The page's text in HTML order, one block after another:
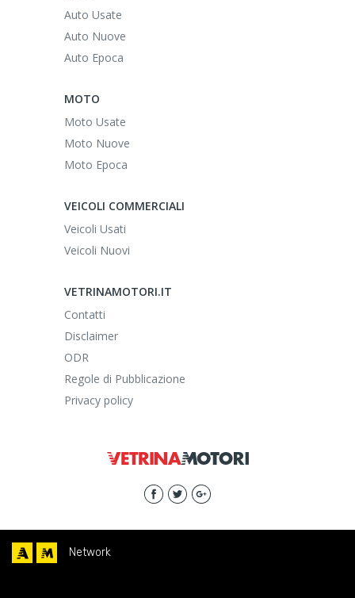
Auto Usate
Auto Nuove
Auto Epoca
MOTO
Moto Usate
Moto Nuove
Moto Epoca
VEICOLI COMMERCIALI
Veicoli Usati
Veicoli Nuovi
VETRINAMOTORI.IT
Contatti
Disclaimer
ODR
Regole di Pubblicazione
Privacy policy
Network